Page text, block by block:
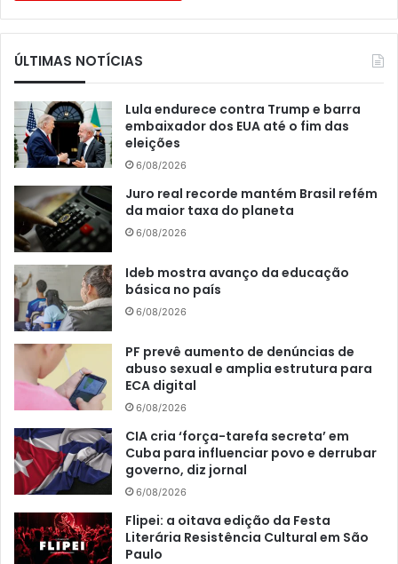
ÚLTIMAS NOTÍCIAS
Lula endurece contra Trump e barra
embaixador dos EUA até o fim das
eleições
6/08/2026
Juro real recorde mantém Brasil refém
da maior taxa do planeta
6/08/2026
Ideb mostra avanço da educação
básica no país
6/08/2026
PF prevê aumento de denúncias de
abuso sexual e amplia estrutura para
ECA digital
6/08/2026
CIA cria ‘força-tarefa secreta’ em
Cuba para influenciar povo e derrubar
governo, diz jornal
6/08/2026
Flipei: a oitava edição da Festa
Literária Resistência Cultural em São
Paulo